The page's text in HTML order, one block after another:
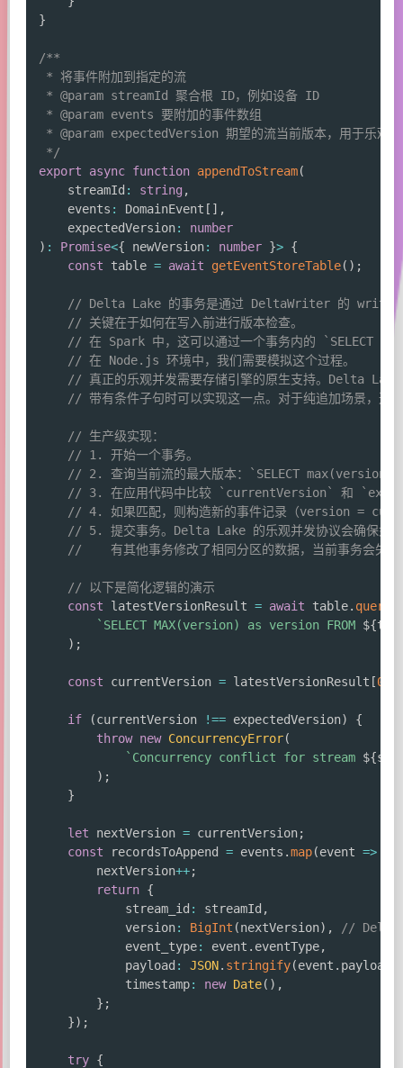
}
/**
* 将事件附加到指定的流
* @param streamId 聚合根 ID，例如设备 ID
* @param events 要附加的事件数组
* @param expectedVersion 期望的流当前版本，用于乐观并
*/
export
async function appendToStream(
    streamId
: string ,
    events
: DomainEvent [ ] ,
    expectedVersion
:
number
) : Promise<{ newVersion: number }> {
const table = await getEventStoreTable( ) ;
// Delta Lake 的事务是通过 DeltaWriter 的 write/
// 关键在于如何在写入前进行版本检查。
// 在 Spark 中，这可以通过一个事务内的 `SELECT
// 在 Node.js 环境中，我们需要模拟这个过程。
// 真正的乐观并发需要存储引擎的原生支持。Delta
// 带有条件子句时可以实现这一点。对于纯追加场景，这
// 生产级实现：
// 1. 开始一个事务。
// 2. 查询当前流的最大版本：`SELECT
// 3. 在应用代码中比较 `currentVersion` 和
// 4. 如果匹配，则构造新的事件记录（version =
// 5. 提交事务。Delta Lake 的乐观并发协议会确保如果
//    有其他事务修改了相同分区的数据，当前事务会失败
// 以下是简化逻辑的演示
const latestVersionResult = await table. query
` SELECT MAX(version) as version FROM ${
) ;
const currentVersion = latestVersionResult [0
if (currentVersion !== expectedVersion)
{
throw new ConcurrencyError(
` Concurrency conflict for stream ${
) ;
}
let nextVersion = currentVersion;
const recordsToAppend = events .map(event =>
        nextVersion
++;
return {
            stream_id
: streamId ,
            version
: BigInt (nextVersion) ,
// Delta
            event_type
: event . eventType,
            payload
: JSON. stringify(event . payload
            timestamp
: new Date( ) ,
} ;
}) ;
try {